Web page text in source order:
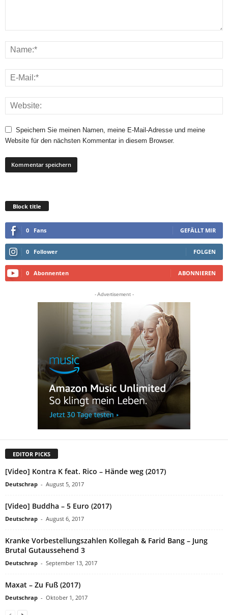
Speichern Sie meinen Namen, meine E-Mail-Adresse und meine
Website für den nächsten Kommentar in diesem Browser.
Block title
0 Fans GEFÄLLT MIR
0 Follower FOLGEN
0 Abonnenten ABONNIEREN
- Advertisement -
EDITOR PICKS
[Video] Kontra K feat. Rico – Hände weg (2017)
Deutschrap - August 5, 2017
[Video] Buddha – 5 Euro (2017)
Deutschrap - August 6, 2017
Kranke Vorbestellungszahlen Kollegah & Farid Bang – Jung
Brutal Gutaussehend 3
Deutschrap - September 13, 2017
Maxat – Zu Fuß (2017)
Deutschrap - Oktober 1, 2017